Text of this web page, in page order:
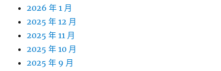
2026 年 1 月
2025 年 12 月
2025 年 11 月
2025 年 10 月
2025 年 9 月